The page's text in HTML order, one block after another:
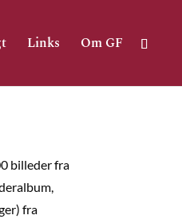
Links Om GF
billeder fra
fra